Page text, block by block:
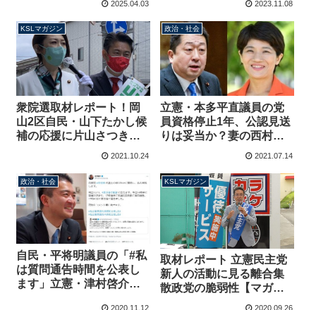
立憲・津村啓介が国会で
追及【KSLチャンネル】
2025.04.03
青山大人（青年局長）塩
村あやか（局長代理）
2023.11.08
KSLマガジン
衆院選取材レポート！岡
山2区自民・山下たかし候
補の応援に片山さつき
氏、三原じゅん子氏ら
ックの争い【マガジン136
号】
2021.10.24
政治・社会
立憲・本多平直議員の党
員資格停止1年、公認見送
りは妥当か？妻の西村智
奈美議員は処分再考の嘆
のところに
2021.07.14
政治・社会
自民・平将明議員の「#私
は質問通告時間を公表し
ます」立憲・津村啓介議
2020.11.12
KSLマガジン
取材レポート 立憲民主党
新人の活動に見る離合集
散政党の脆弱性【マガジ
2020.09.26